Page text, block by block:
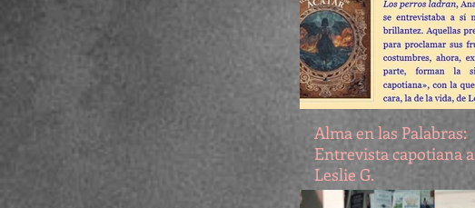
Alma en las Palabras:
Entrevista capotiana a
Leslie G.